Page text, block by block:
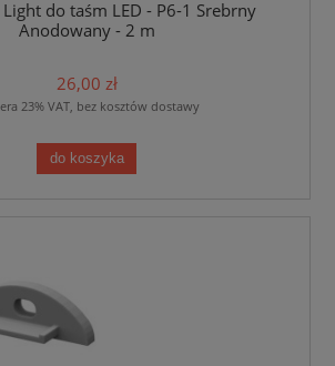
do taśm LED - P6-1 Srebrny
Anodowany - 2 m
26,00 zł
23% VAT, bez kosztów dostawy
do koszyka